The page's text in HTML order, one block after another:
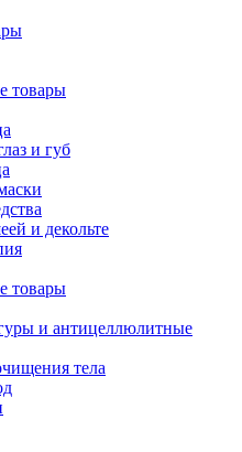
товары
и губ
и декольте
товары
и антицеллюлитные
тела